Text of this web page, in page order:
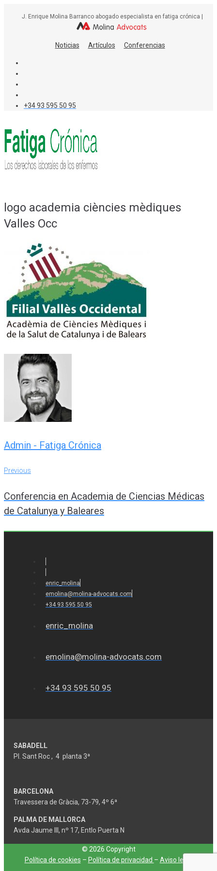
J. Enrique Molina Barranco abogado especialista en fatiga crónica |
Noticias Artículos Conferencias
+34 93 595 50 95
logo academia ciències mèdiques
Valles Occ
Admin - Fatiga Crónica
Navegación
entradas
Previous
Previous
Conferencia en Academia de Ciencias Médicas
de Catalunya y Baleares
enric_molina
emolina@molina-advocats.com
+34 93 595 50 95
enric_molina
emolina@molina-advocats.com
+34 93 595 50 95
SABADELL
Pl. Sant Roc , 4 planta 3ª
BARCELONA
Travessera de Gràcia, 73-79, 4º 6ª
PALMA DE MALLORCA
Avda Jaume III, nº 17, Entlo Puerta N
© 2026 Copyright
Política de cookies – Política de privacidad – Aviso legal